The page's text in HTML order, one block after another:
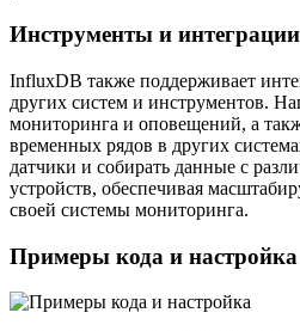
Инструменты и интеграции
InfluxDB также поддерживает
других систем и инструментов.
мониторинга и оповещений, а
временных рядов в других
датчики и собирать данные с
устройств, обеспечивая
своей системы мониторинга.
Примеры кода и настройка